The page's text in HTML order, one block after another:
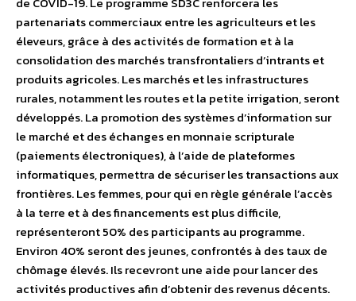
partenariats commerciaux entre les agriculteurs et les
éleveurs, grâce à des activités de formation et à la
consolidation des marchés transfrontaliers d’intrants et
produits agricoles. Les marchés et les infrastructures
rurales, notamment les routes et la petite irrigation, seront
développés. La promotion des systèmes d’information sur
le marché et des échanges en monnaie scripturale
(paiements électroniques), à l’aide de plateformes
informatiques, permettra de sécuriser les transactions aux
frontières. Les femmes, pour qui en règle générale l’accès
à la terre et à des financements est plus difficile,
représenteront 50% des participants au programme.
Environ 40% seront des jeunes, confrontés à des taux de
chômage élevés. Ils recevront une aide pour lancer des
activités productives afin d’obtenir des revenus décents.